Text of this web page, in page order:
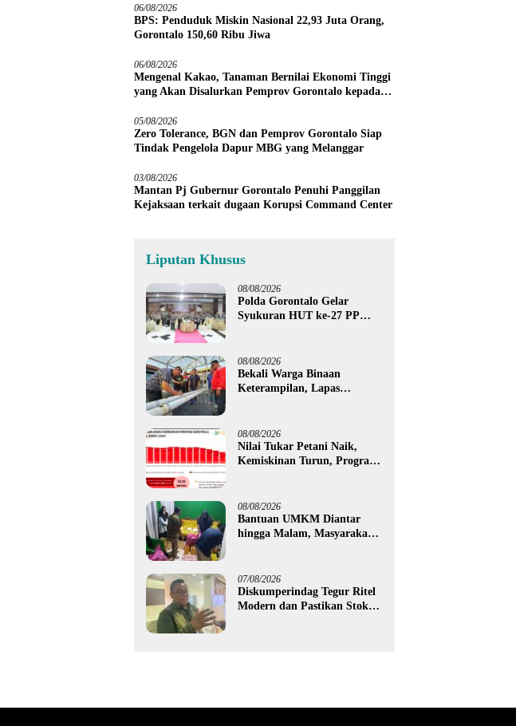
06/08/2026
BPS: Penduduk Miskin Nasional 22,93 Juta Orang,
Gorontalo 150,60 Ribu Jiwa
06/08/2026
Mengenal Kakao, Tanaman Bernilai Ekonomi Tinggi
yang Akan Disalurkan Pemprov Gorontalo kepada
05/08/2026
Zero Tolerance, BGN dan Pemprov Gorontalo Siap
Tindak Pengelola Dapur MBG yang Melanggar
03/08/2026
Mantan Pj Gubernur Gorontalo Penuhi Panggilan
Kejaksaan terkait dugaan Korupsi Command Center
Liputan Khusus
08/08/2026
Polda Gorontalo Gelar
Syukuran HUT ke-27 PP
08/08/2026
Bekali Warga Binaan
Keterampilan, Lapas
08/08/2026
Nilai Tukar Petani Naik,
Kemiskinan Turun, Program
08/08/2026
Bantuan UMKM Diantar
hingga Malam, Masyarakat
07/08/2026
Diskumperindag Tegur Ritel
Modern dan Pastikan Stok